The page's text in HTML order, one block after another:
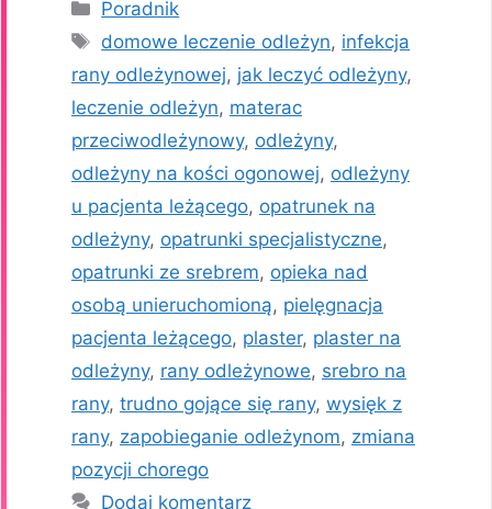
Kategorie
Poradnik
Tagi
domowe leczenie odleżyn, infekcja
rany odleżynowej, jak leczyć odleżyny,
leczenie odleżyn, materac
przeciwodleżynowy, odleżyny,
odleżyny na kości ogonowej, odleżyny
u pacjenta leżącego, opatrunek na
odleżyny, opatrunki specjalistyczne,
opatrunki ze srebrem, opieka nad
osobą unieruchomioną, pielęgnacja
pacjenta leżącego, plaster, plaster na
odleżyny, rany odleżynowe, srebro na
rany, trudno gojące się rany, wysięk z
rany, zapobieganie odleżynom, zmiana
pozycji chorego
Dodaj komentarz